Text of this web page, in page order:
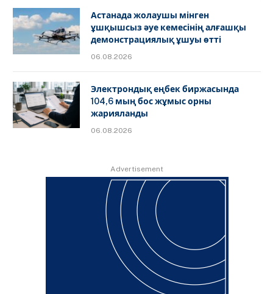
Астанада жолаушы мінген
ұшқышсыз әуе кемесінің алғашқы
демонстрациялық ұшуы өтті
06.08.2026
Электрондық еңбек биржасында
104,6 мың бос жұмыс орны
жарияланды
06.08.2026
Advertisement